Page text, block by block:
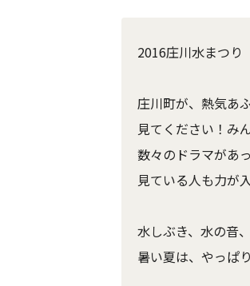
2016庄川水まつり
庄川町が、熱気あ
見てください！
数々のドラマがあ
見ている人も力が
水しぶき、水の音
暑い夏は、やっぱ